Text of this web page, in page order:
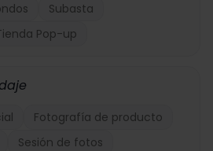
Subasta
Pop-up
Fotografía de producto
Sesión de fotos